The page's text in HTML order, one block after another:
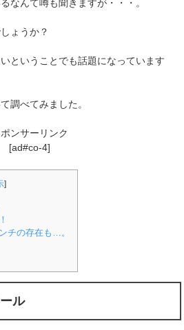
なんて噂も聞きますが・・・。
ょうか？
ということでも話題になっています
調べてみました。
ンサーリンク
[ad#co-4]
]
チの存在も…。
ル